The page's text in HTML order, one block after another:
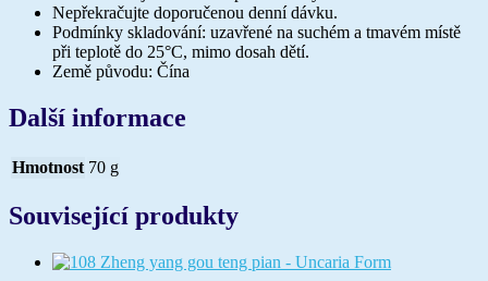
Nepřekračujte doporučenou denní dávku.
Podmínky skladování: uzavřené na suchém a tmavém místě
při teplotě do 25°C, mimo dosah dětí.
Země původu: Čína
Další informace
Hmotnost 70 g
Související produkty